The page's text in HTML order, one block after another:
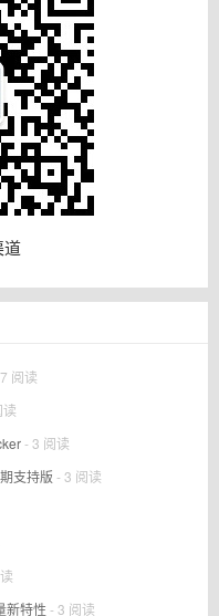
道
阅读
- 3 阅读
支持版 - 3 阅读
新特性 - 3 阅读